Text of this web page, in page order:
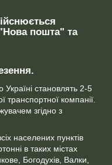
пошта" та
Україні становлять 2-5
транспортної компанії.
згідно з
населених пунктів
в таких містах
Богодухів, Валки,